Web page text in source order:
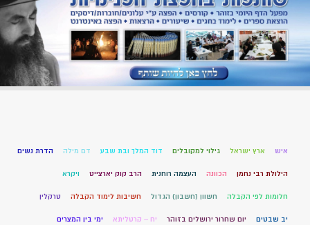
איש ארץ ישראל גילוי למקובלים דוד המלך ובת שבע דם מילה הדרת נשים
הילולת רבי נחמן הכוונה העצמה רוחנית הרב קוק יארצייט ויקרא
חלומות לפי הקבלה חשוון (חשבון) הגדול חשיבות לימוד הקבלה טרקלין
יב שבטים יום שחרור ירושלים בזוהר יח – קרטליתא ימי בין המצרים